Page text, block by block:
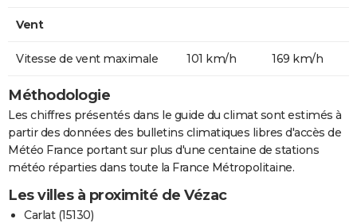
Vent
Vitesse de vent maximale 101 km/h 169 km/h
Méthodologie
Les chiffres présentés dans le guide du climat sont estimés à
partir des données des bulletins climatiques libres d'accès de
Météo France portant sur plus d'une centaine de stations
météo réparties dans toute la France Métropolitaine.
Les villes à proximité de Vézac
Carlat (15130)